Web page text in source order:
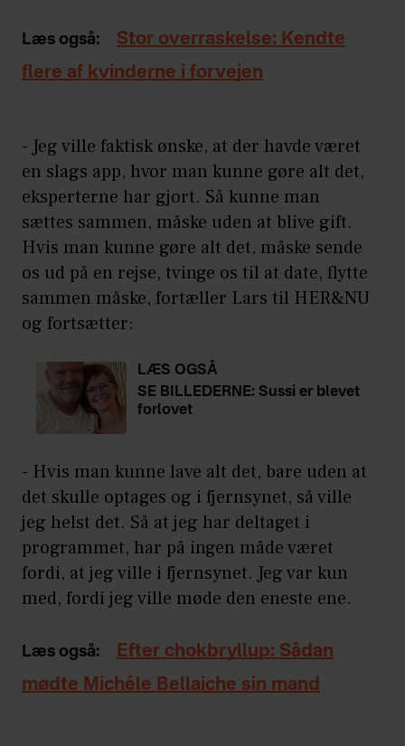
Læs også:
Stor overraskelse: Kendte
flere af kvinderne i forvejen
- Jeg ville faktisk ønske, at der havde været
en slags app, hvor man kunne gøre alt det,
eksperterne har gjort. Så kunne man
sættes sammen, måske uden at blive gift.
Hvis man kunne gøre alt det, måske sende
os ud på en rejse, tvinge os til at date, flytte
sammen måske, fortæller Lars til HER&NU
og fortsætter:
LÆS OGSÅ
SE BILLEDERNE: Sussi er blevet
forlovet
- Hvis man kunne lave alt det, bare uden at
det skulle optages og i fjernsynet, så ville
jeg helst det. Så at jeg har deltaget i
programmet, har på ingen måde været
fordi, at jeg ville i fjernsynet. Jeg var kun
med, fordi jeg ville møde den eneste ene.
Læs også:
Efter chokbryllup: Sådan
mødte Michéle Bellaiche sin mand